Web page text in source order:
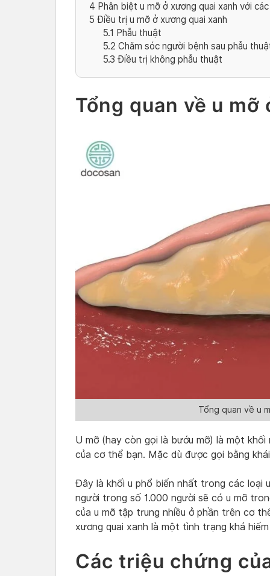
4 Phân biệt u mỡ ở xương quai xanh với
5 Điều trị u mỡ ở xương quai xanh
5.1 Phẫu thuật
5.2 Chăm sóc người bệnh sau phẫu
5.3 Điều trị không phẫu thuật
Tổng quan về u
Tổng quan về u
U mỡ (hay còn gọi là bướu mỡ) là một
của cơ thể bạn. Mặc dù được gọi bằng
Đây là khối u phổ biến nhất trong các loại
người trong số 1.000 người sẽ có u mỡ
của u mỡ tập trung nhiều ở phần trên cơ
xương quai xanh là một tình trạng khá
Các triệu chứng